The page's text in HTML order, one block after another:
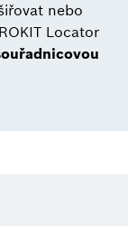
nebo
Locator